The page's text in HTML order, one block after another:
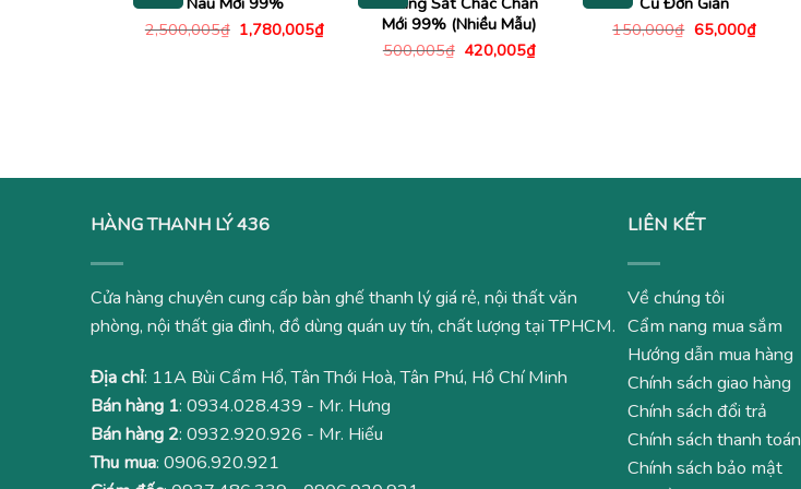
2,500,005₫ Giá
gốc
1,780,005₫Giá
Mới 99% (Nhiều Mẫu)
500,005₫ Giá
420,005₫Giá
150,000₫ Giá
gốc
65,000₫Giá
hiện
HÀNG THANH LÝ 436
Cửa hàng chuyên cung cấp bàn ghế thanh lý giá rẻ, nội thất văn
phòng, nội thất gia đình, đồ dùng quán uy tín, chất lượng tại TPHCM.
Địa chỉ: 11A Bùi Cẩm Hổ, Tân Thới Hoà, Tân Phú, Hồ Chí Minh
Bán hàng 1: 0934.028.439 - Mr. Hưng
Bán hàng 2: 0932.920.926 - Mr. Hiếu
Thu mua: 0906.920.921
LIÊN KẾT
Về chúng tôi
Cẩm nang mua sắm
Hướng dẫn mua hàng
Chính sách giao hàng
Chính sách đổi trả
Chính sách thanh toán
Chính sách bảo mật